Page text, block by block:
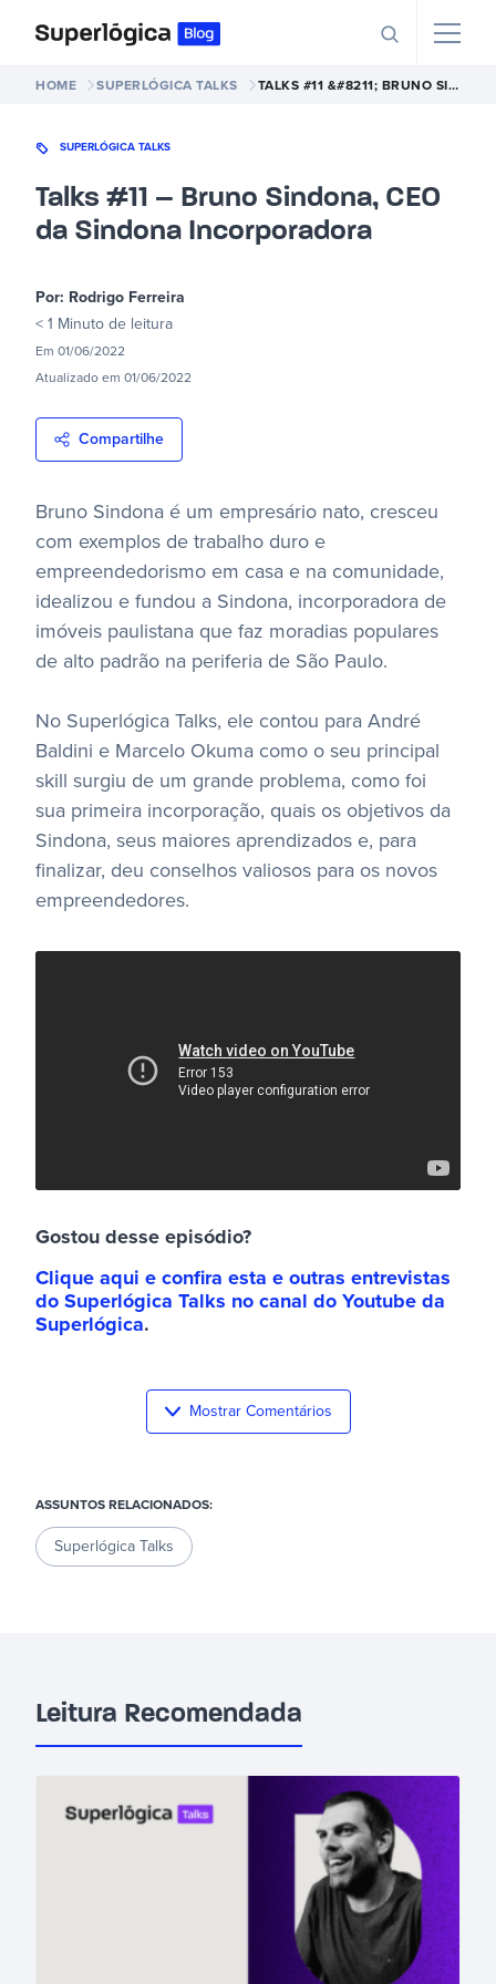
HOME SUPERLÓGICA TALKS TALKS #11 &#8211; BRUNO SINDONA, CEO DA SINDONA INCORPORADORA
SUPERLÓGICA TALKS
Talks #11 – Bruno Sindona, CEO
da Sindona Incorporadora
Por: Rodrigo Ferreira
< 1 Minuto de leitura
Em 01/06/2022
Atualizado em 01/06/2022
Compartilhe
Bruno Sindona é um empresário nato, cresceu
com exemplos de trabalho duro e
empreendedorismo em casa e na comunidade,
idealizou e fundou a Sindona, incorporadora de
imóveis paulistana que faz moradias populares
de alto padrão na periferia de São Paulo.
No Superlógica Talks, ele contou para André
Baldini e Marcelo Okuma como o seu principal
skill surgiu de um grande problema, como foi
sua primeira incorporação, quais os objetivos da
Sindona, seus maiores aprendizados e, para
finalizar, deu conselhos valiosos para os novos
empreendedores.
Gostou desse episódio?
Clique aqui e confira esta e outras entrevistas
do Superlógica Talks no canal do Youtube da
Superlógica.
Mostrar Comentários
ASSUNTOS RELACIONADOS:
Superlógica Talks
Leitura Recomendada